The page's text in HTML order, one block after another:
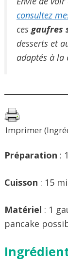
consultez
ces gaufres
desserts et
adaptés à la
Imprimer
Préparation :
Cuisson : 15
Matériel : 1
pancake